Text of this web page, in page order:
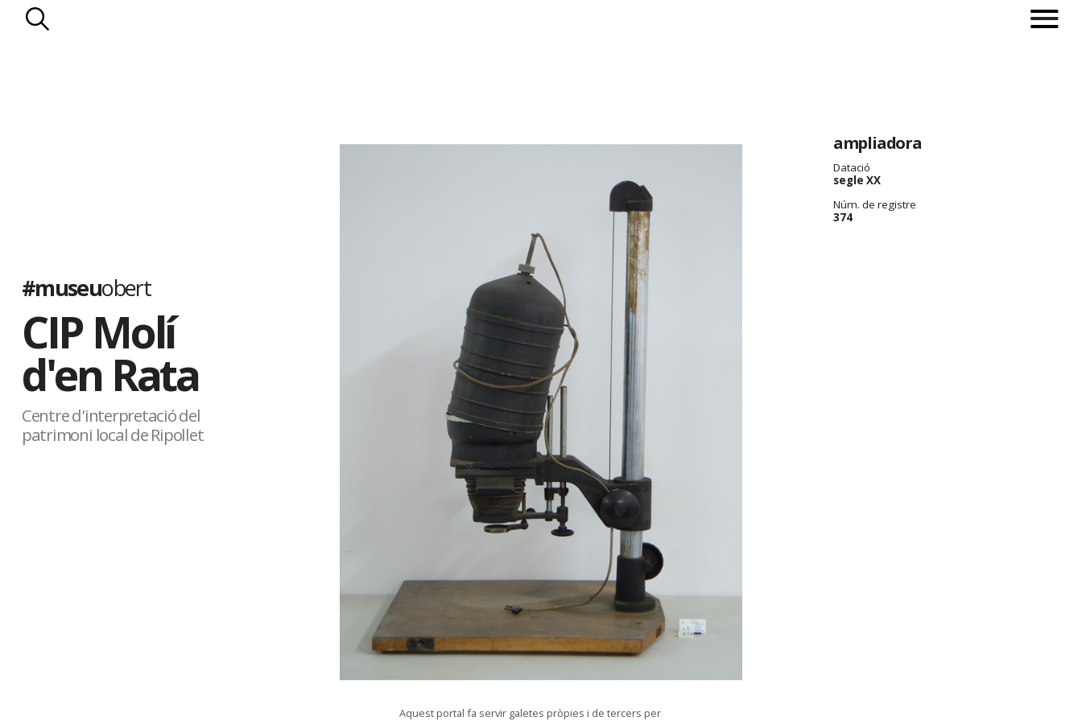
#museuobert
CIP Molí
d'en Rata
Centre d'interpretació del
patrimoni local de Ripollet
ampliadora
Datació
segle XX
Núm. de registre
374
Aquest portal fa servir galetes pròpies i de tercers per